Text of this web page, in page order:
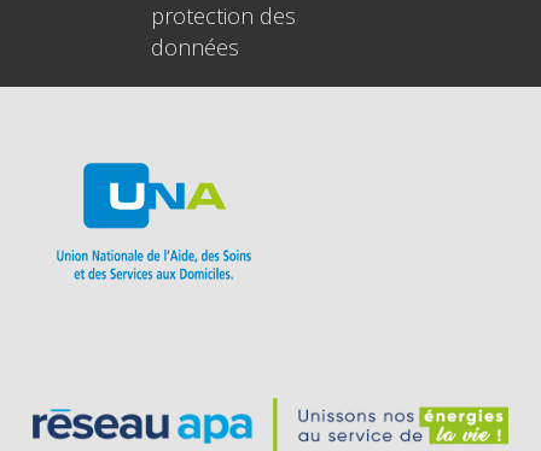
protection des
données